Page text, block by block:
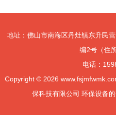
地址：佛山市南海区丹灶镇东升民
编2号（住
电话：
Copyright © 2026
保科技有限公司 环保设备